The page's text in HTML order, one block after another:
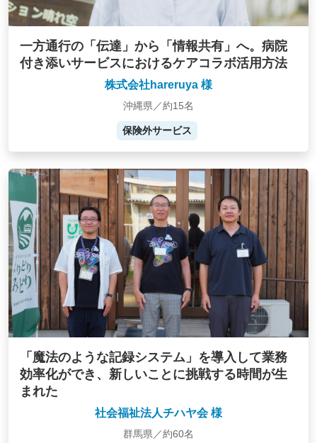
一方通行の「伝達」から「情報共有」へ。病院
付き添いサービスにおけるケアコラボ活用方法
株式会社hareruya 様
沖縄県／約15名
保険外サービス
「魔法のような記録システム」を導入して業務
効率化ができ、新しいことに挑戦する時間が生
まれた
社会福祉法人チハヤ会 様
群馬県／約60名